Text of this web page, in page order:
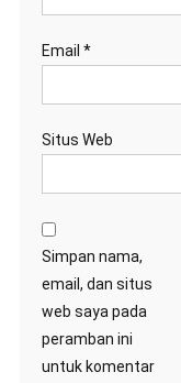
Email *
Situs Web
Simpan nama,
email, dan situs
web saya pada
peramban ini
untuk komentar